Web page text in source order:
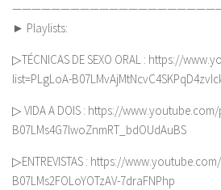
► Playlists:
▷TÉCNICAS DE SEXO ORAL : https://
list=PLgLoA-
▷ VIDA A DOIS : https://
B07LMs4G7lwoZnmRT_bdOUdAuBS
▷ENTREVISTAS : https://
B07LMs2FOLoYOTzAV-7draFNPhp